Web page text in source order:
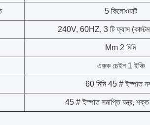
5 কিলোওয়াট
240V, 60HZ, 3 টি ফ্যাস
Mm 2 মিমি
একক চেইন 1 ইঞ্চি
60 মিমি 45 # ইস্পাত
45 # ইস্পাত সমাপ্তি যন্ত্র, শক্ত